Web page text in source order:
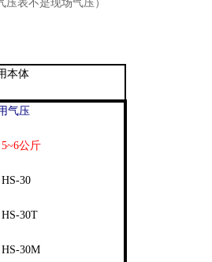
压表不是现场气压）
本体
气压
公斤
30
30T
30M